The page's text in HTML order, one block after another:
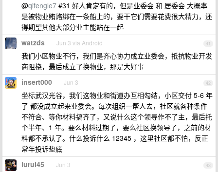
@qifengle7 #31 好人肯定有的，但是业委会 和 居委会 大概率
是被物业贿赂绑在一条船上的，要干它们需要花费很大精力，还
得期望其他大部分业主能站在一起
41
watzds Jun 3 via Android
我们小区物业不行，我们是齐心协力成立业委会，抵抗物业开发
商阻挠，最后成立了换物业，那是大好事
42
insert000 Jun 3
坐标武汉光谷，我们这物业和街道办互相勾结，小区交付 5-6 年
了 都没成立起来业委会。每次组织一帮人去，社区就各种条件
不符合、等你材料搞齐了，又说什么这个领导作不了主，最后托
个半年、1 年。要么材料过期了，要么社区换领导了，之前的材
料都不承认了。什么投诉什么 12345 ，这里社区都不怕，反正
常年投诉垫底
43
lurui45 Jun 3